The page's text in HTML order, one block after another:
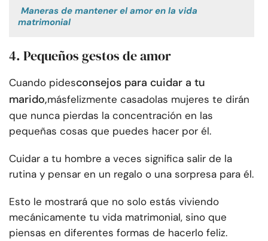
Maneras de mantener el amor en la vida
matrimonial
4. Pequeños gestos de amor
Cuando pidesconsejos para cuidar a tu
marido,másfelizmente casadolas mujeres te dirán
que nunca pierdas la concentración en las
pequeñas cosas que puedes hacer por él.
Cuidar a tu hombre a veces significa salir de la
rutina y pensar en un regalo o una sorpresa para él.
Esto le mostrará que no solo estás viviendo
mecánicamente tu vida matrimonial, sino que
piensas en diferentes formas de hacerlo feliz.